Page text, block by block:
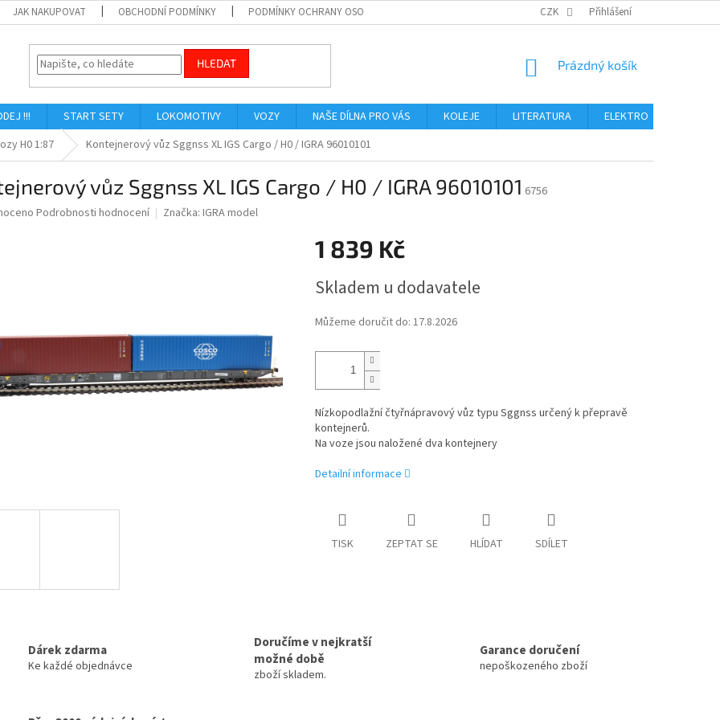
JAK NAKUPOVAT OBCHODNÍ PODMÍNKY PODMÍNKY OCHRANY OSOBNÍCH ÚDAJŮ CZK Přihlášení
HLEDAT
NÁKUPNÍ
Prázdný košík
!!! START SETY LOKOMOTIVY VOZY NAŠE DÍLNA PRO VÁS KOLEJE LITERATURA ELEKTRO
H0 1:87 Kontejnerový vůz Sggnss XL IGS Cargo / H0 / IGRA 96010101
vůz Sggnss XL IGS Cargo / H0 / IGRA 96010101 6756
Podrobnosti hodnocení Značka: IGRA model
1 839 Kč
cena:
Skladem u dodavatele
Můžeme doručit do: 17.8.2026
Nízkopodlažní čtyřnápravový vůz typu Sggnss určený k přepravě
kontejnerů.
Na voze jsou naložené dva kontejnery
Detailní informace
TISK ZEPTAT SE HLÍDAT SDÍLET
Dárek zdarma
Ke každé objednávce
Doručíme v nejkratší
možné době
zboží skladem.
Garance doručení
nepoškozeného zboží